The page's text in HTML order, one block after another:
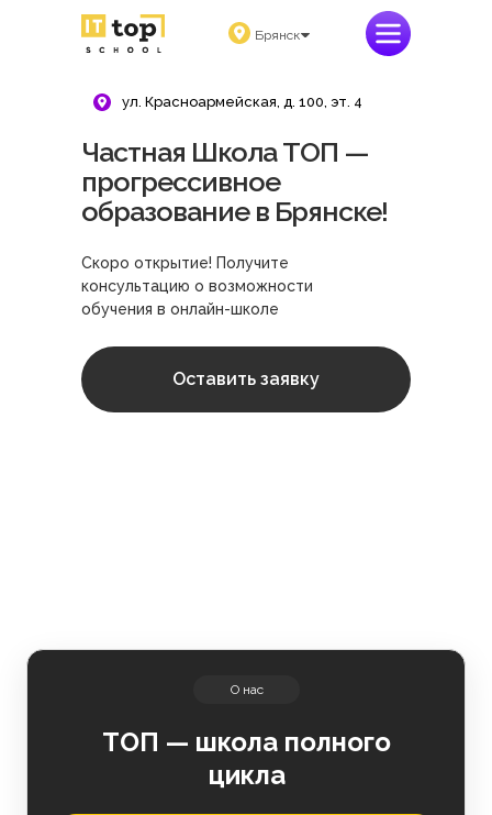
Брянск
Скоро открытие! Получите
консультацию о возможности
обучения в онлайн-школе
Частная Школа ТОП —
прогрессивное
образование в Брянске!
Оставить заявку
ул. Красноармейская, д. 100, эт. 4
ТОП — школа полного
цикла
О нас
https://dl.dropboxusercontent.com/